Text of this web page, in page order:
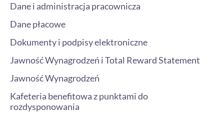
Dane i administracja pracownicza
Dane płacowe
Dokumenty i podpisy elektroniczne
Jawność Wynagrodzeń i Total Reward Statement
Jawność Wynagrodzeń
Kafeteria benefitowa z punktami do
rozdysponowania